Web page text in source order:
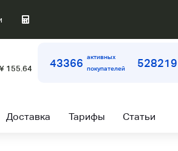
155.64 43366
активных
покупателей
528219
Доставка Тарифы Статьи